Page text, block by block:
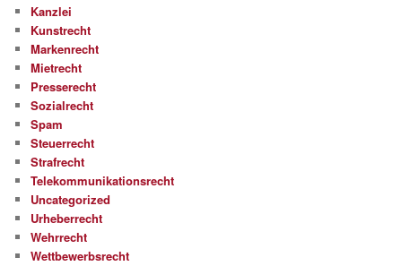
Kanzlei
Kunstrecht
Markenrecht
Mietrecht
Presserecht
Sozialrecht
Spam
Steuerrecht
Strafrecht
Telekommunikationsrecht
Uncategorized
Urheberrecht
Wehrrecht
Wettbewerbsrecht